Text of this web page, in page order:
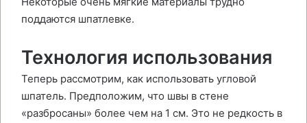
поддаются шпатлевке.
Технология использования
Теперь рассмотрим, как использовать угловой
шпатель. Предположим, что швы в стене
«разбросаны» более чем на 1 см. Это не редкость в